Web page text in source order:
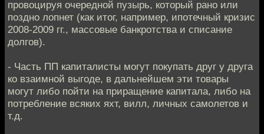
провоцируя очередной пузырь, который рано или
поздно лопнет (как итог, например, ипотечный кризис
2008-2009 гг., массовые банкротства и списание
долгов).
- Часть ПП капиталисты могут покупать друг у друга
ко взаимной выгоде, в дальнейшем эти товары
могут либо пойти на приращение капитала, либо на
потребление всяких яхт, вилл, личных самолетов и
т.д.